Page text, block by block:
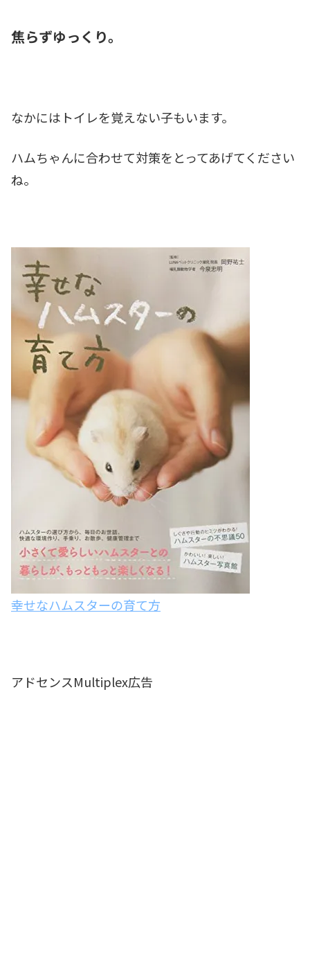
焦らずゆっくり。
なかにはトイレを覚えない子もいます。
ハムちゃんに合わせて対策をとってあげてください
ね。
幸せなハムスターの育て方
アドセンスMultiplex広告